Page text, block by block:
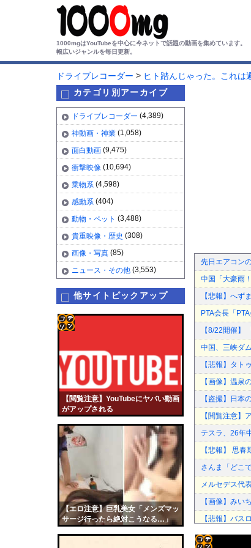
1000mgはYouTubeを中心に今ネットで話題の動画を集めています。
幅広いジャンルを毎日更新。
ドライブレコーダー > ヒト踏んじゃった。これは
カテゴリ別アーカイブ
ドライブレコーダー (4,389)
神動画・神業 (1,058)
面白動画 (9,475)
衝撃映像 (10,694)
乗物系 (4,598)
感動系 (404)
動物・ペット (3,488)
貴重映像・歴史 (308)
画像・写真 (85)
ニュース・その他 (3,553)
他サイトピックアップ
【閲覧注意】YouTubeにヤバい動画
がアップされる
【エロ注意】巨乳美女「メンズマッ
サージ行ったら絶対こうなる…」
リン
- 固
定リ
ンク
自動
更新
ツー
ル
先日エアコン
中国「大豪雨
【悲報】へず
PTA会長「
【8/22開催】
中国、三峡ダ
【悲報】タト
【画像】温泉
【盗撮】日本
【閲覧注意】
テスラ、26年
【悲報】 思
さんま「どこ
メルセデス代
【画像】みい
【悲報】バス
【画像】佐倉